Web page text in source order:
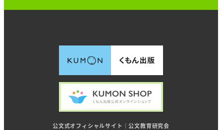
公文式オフィシャルサイト｜公文教育研究会